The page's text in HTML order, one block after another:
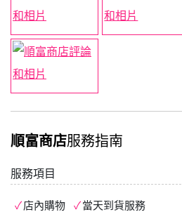
順富商店服務指南
服務項目
店內購物 當天到貨服務